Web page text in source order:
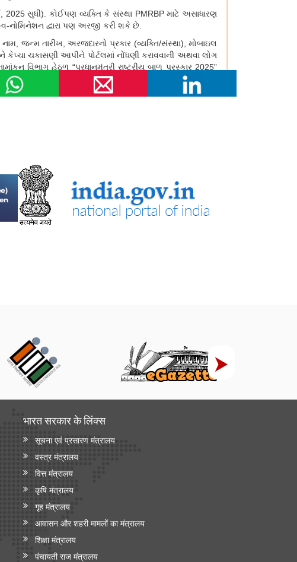
भारत सरकार के लिंक्‍स
सूचना एवं प्रसारण मंत्रालय
वस्त्र मंत्रालय
वित्त मंत्रालय
कृषि मंत्रालय
गृह मंत्रालय
आवासन और शहरी मामलों का मंत्रालय
शिक्षा मंत्रालय
पंचायती राज मंत्रालय